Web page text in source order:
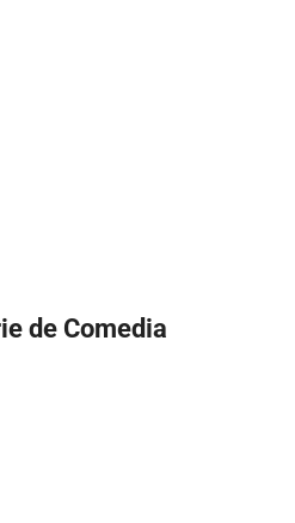
de Comedia